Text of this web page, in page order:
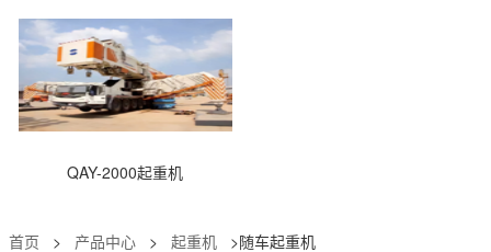
时，应根据实际需要选择适当的工作半径。
QAY-2000起重机
首页 > 产品中心 > 起重机 >随车起重机